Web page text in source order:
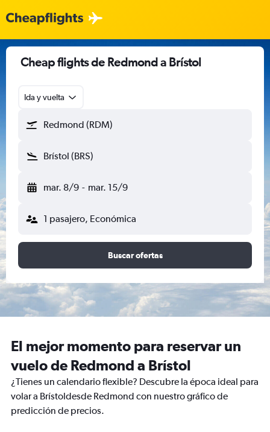
Cheap flights de Redmond a Brístol
Ida y vuelta
Redmond (RDM)
Brístol (BRS)
mar. 8/9 - mar. 15/9
1 pasajero, Económica
Buscar ofertas
El mejor momento para reservar un
vuelo de Redmond a Brístol
¿Tienes un calendario flexible? Descubre la época ideal para
volar a Brístoldesde Redmond con nuestro gráfico de
predicción de precios.